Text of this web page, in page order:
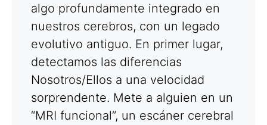
algo profundamente integrado en
nuestros cerebros, con un legado
evolutivo antiguo. En primer lugar,
detectamos las diferencias
Nosotros/Ellos a una velocidad
sorprendente. Mete a alguien en un
“MRI funcional”, un escáner cerebral